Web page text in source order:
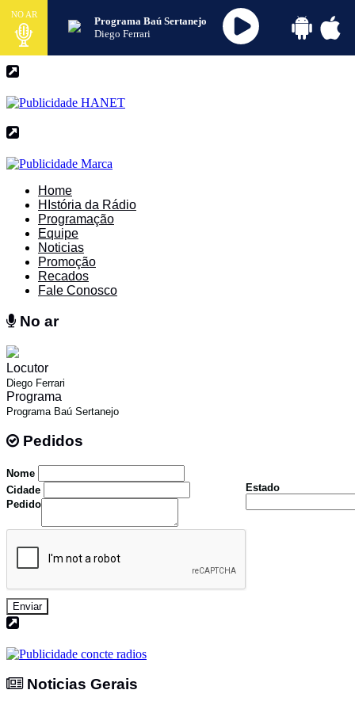
NO AR
Programa Baú Sertanejo
Diego Ferrari
Home
HIstória da Rádio
Programação
Equipe
Noticias
Promoção
Recados
Fale Conosco
No ar
Locutor
Diego Ferrari
Programa
Programa Baú Sertanejo
Pedidos
Nome
Cidade
Estado
Pedido
Enviar
Noticias Gerais